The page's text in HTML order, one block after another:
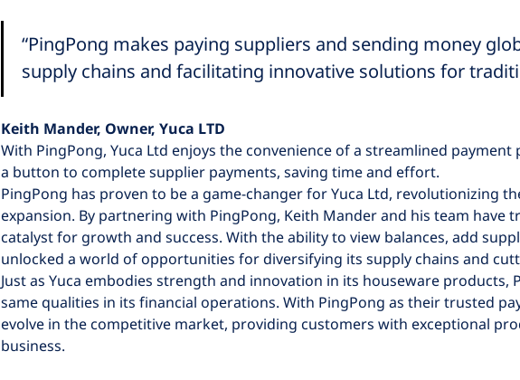
“PingPong makes paying suppliers and sending money
supply chains and facilitating innovative solutions for
Keith Mander, Owner, Yuca LTD
With PingPong, Yuca Ltd enjoys the convenience of a streamlined
a button to complete supplier payments, saving time and effort.
PingPong has proven to be a game-changer for Yuca Ltd, revolutionizing
expansion. By partnering with PingPong, Keith Mander and his team
catalyst for growth and success. With the ability to view balances, add
unlocked a world of opportunities for diversifying its supply chains and
Just as Yuca embodies strength and innovation in its houseware
same qualities in its financial operations. With PingPong as their trusted
evolve in the competitive market, providing customers with exceptional
business.